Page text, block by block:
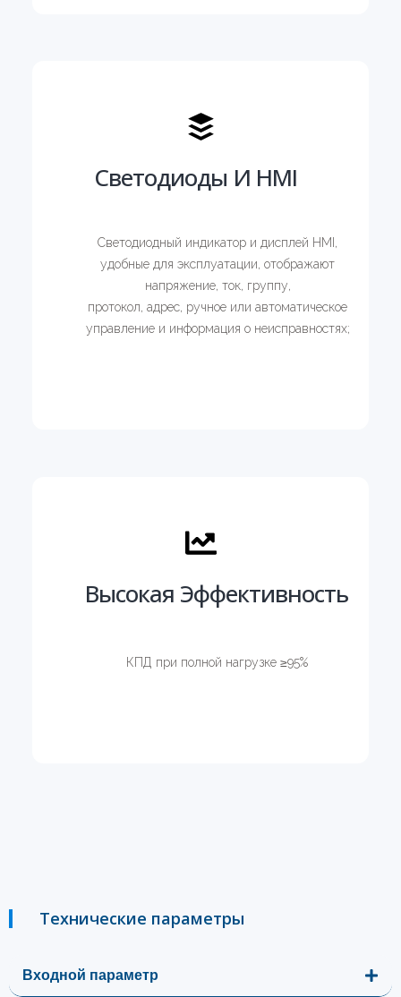
Светодиоды И HMI
Светодиодный индикатор и дисплей HMI,
удобные для эксплуатации, отображают
напряжение, ток, группу,
протокол, адрес, ручное или автоматическое
управление и информация о неисправностях;
Высокая Эффективность
КПД при полной нагрузке ≥95%
Технические параметры
Входной параметр